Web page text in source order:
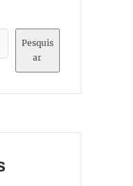
Pesquis
ar